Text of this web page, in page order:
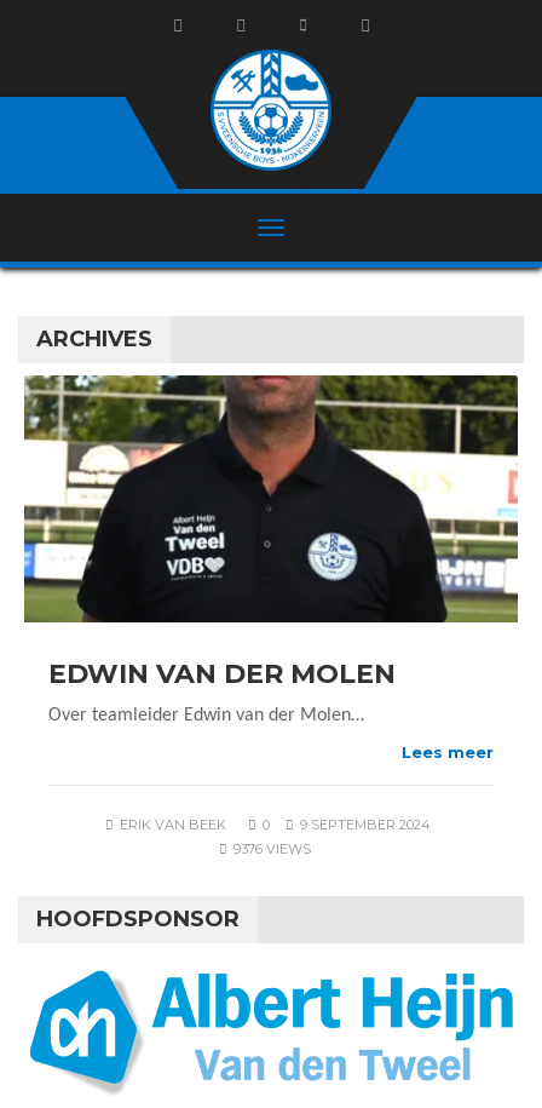
ARCHIVES
EDWIN VAN DER MOLEN
Over teamleider Edwin van der Molen…
Lees meer
ERIK VAN BEEK 0
9 SEPTEMBER 2024
9376 VIEWS
HOOFDSPONSOR